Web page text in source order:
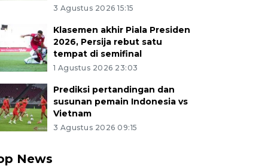
3 Agustus 2026 15:15
Klasemen akhir Piala Presiden
2026, Persija rebut satu
tempat di semifinal
1 Agustus 2026 23:03
Prediksi pertandingan dan
susunan pemain Indonesia vs
Vietnam
3 Agustus 2026 09:15
News